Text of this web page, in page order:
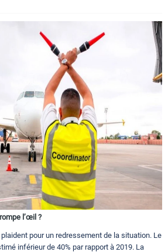
l’œil ?
pour un redressement de la situation. Le
inférieur de 40% par rapport à 2019. La